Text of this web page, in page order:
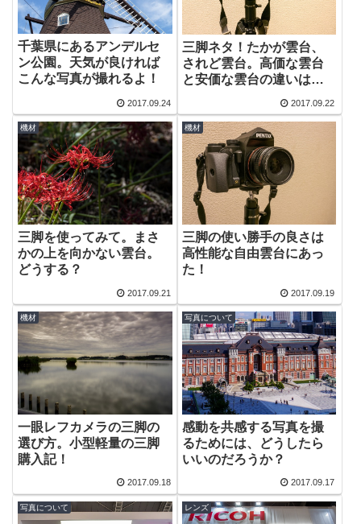
千葉県にあるアンデルセ
ン公園。天気が良ければ
こんな写真が撮れるよ！
2017.09.24
三脚ネタ！たかが雲台、
されど雲台。高価な雲台
と安価な雲台の違いは何
2017.09.22
機材
三脚を使ってみて。まさ
かの上を向かない雲台。
どうする？
2017.09.21
機材
三脚の使い勝手の良さは
高性能な自由雲台にあっ
た！
2017.09.19
機材
一眼レフカメラの三脚の
選び方。小型軽量の三脚
購入記！
2017.09.18
写真について
感動を共感する写真を撮
るためには、どうしたら
いいのだろうか？
2017.09.17
写真について レンズ